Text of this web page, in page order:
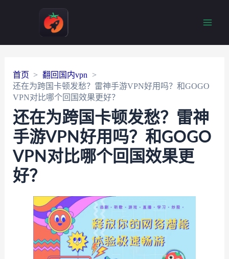
首页
翻回国内vpn
还在为跨国卡顿发愁？雷神手游VPN好用吗？和GOGO
VPN对比哪个回国效果更好？
还在为跨国卡顿发愁？雷神
手游VPN好用吗？和GOGO
VPN对比哪个回国效果更
好？